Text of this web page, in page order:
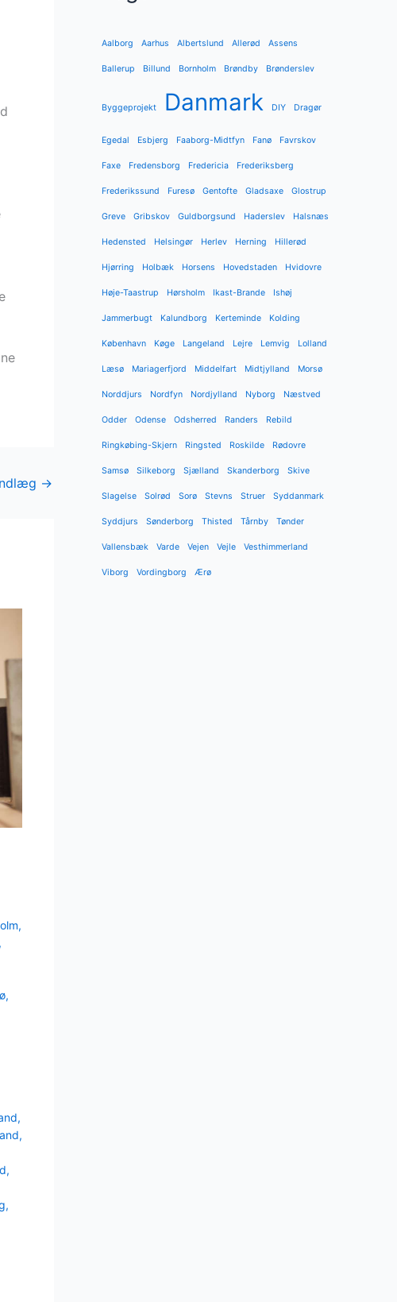
→
,
,
,
,
,
,
Aalborg Aarhus Albertslund Allerød Assens
Ballerup Billund Bornholm Brøndby Brønderslev
Byggeprojekt Danmark DIY Dragør
Egedal Esbjerg Faaborg-Midtfyn Fanø Favrskov
Faxe Fredensborg Fredericia Frederiksberg
Frederikssund Furesø Gentofte Gladsaxe Glostrup
Greve Gribskov Guldborgsund Haderslev Halsnæs
Hedensted Helsingør Herlev Herning Hillerød
Hjørring Holbæk Horsens Hovedstaden Hvidovre
Høje-Taastrup Hørsholm Ikast-Brande Ishøj
Jammerbugt Kalundborg Kerteminde Kolding
København Køge Langeland Lejre Lemvig Lolland
Læsø Mariagerfjord Middelfart Midtjylland Morsø
Norddjurs Nordfyn Nordjylland Nyborg Næstved
Odder Odense Odsherred Randers Rebild
Ringkøbing-Skjern Ringsted Roskilde Rødovre
Samsø Silkeborg Sjælland Skanderborg Skive
Slagelse Solrød Sorø Stevns Struer Syddanmark
Syddjurs Sønderborg Thisted Tårnby Tønder
Vallensbæk Varde Vejen Vejle Vesthimmerland
Viborg Vordingborg Ærø